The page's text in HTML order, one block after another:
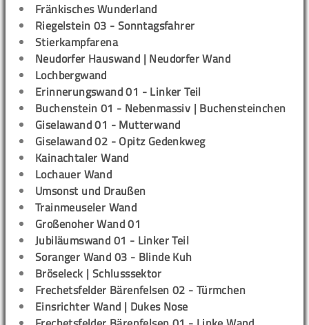
Fränkisches Wunderland
Riegelstein 03 - Sonntagsfahrer
Stierkampfarena
Neudorfer Hauswand | Neudorfer Wand
Lochbergwand
Erinnerungswand 01 - Linker Teil
Buchenstein 01 - Nebenmassiv | Buchensteinchen
Giselawand 01 - Mutterwand
Giselawand 02 - Opitz Gedenkweg
Kainachtaler Wand
Lochauer Wand
Umsonst und Draußen
Trainmeuseler Wand
Großenoher Wand 01
Jubiläumswand 01 - Linker Teil
Soranger Wand 03 - Blinde Kuh
Bröseleck | Schlusssektor
Frechetsfelder Bärenfelsen 02 - Türmchen
Einsrichter Wand | Dukes Nose